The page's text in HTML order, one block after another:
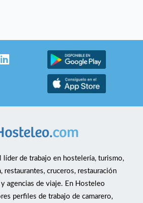
líder de trabajo en hostelería, turismo,
restaurantes, cruceros, restauración
agencias de viaje. En Hosteleo
perfiles de trabajo de camarero,